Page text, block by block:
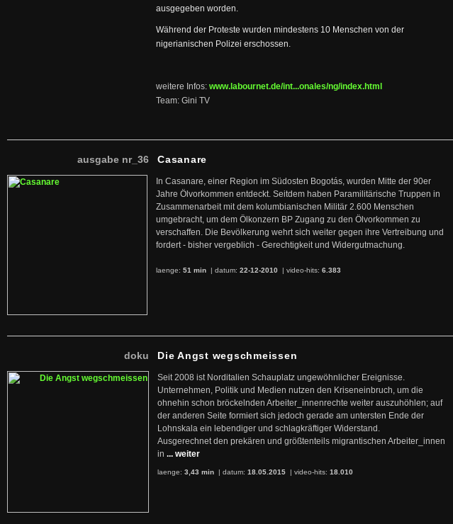
ausgegeben worden.
Während der Proteste wurden mindestens 10 Menschen von der
nigerianischen Polizei erschossen.
weitere Infos: www.labournet.de/int...onales/ng/index.html
Team: Gini TV
ausgabe nr_36 Casanare
In Casanare, einer Region im Südosten Bogotás, wurden Mitte der 90er
Jahre Ölvorkommen entdeckt. Seitdem haben Paramilitärische Truppen in
Zusammenarbeit mit dem kolumbianischen Militär 2.600 Menschen
umgebracht, um dem Ölkonzern BP Zugang zu den Ölvorkommen zu
verschaffen. Die Bevölkerung wehrt sich weiter gegen ihre Vertreibung und
fordert - bisher vergeblich - Gerechtigkeit und Widergutmachung.
laenge: 51 min | datum: 22-12-2010 | video-hits: 6.383
doku Die Angst wegschmeissen
Seit 2008 ist Norditalien Schauplatz ungewöhnlicher Ereignisse.
Unternehmen, Politik und Medien nutzen den Kriseneinbruch, um die
ohnehin schon bröckelnden Arbeiter_innenrechte weiter auszuhöhlen; auf
der anderen Seite formiert sich jedoch gerade am untersten Ende der
Lohnskala ein lebendiger und schlagkräftiger Widerstand.
Ausgerechnet den prekären und größtenteils migrantischen Arbeiter_innen
in ... weiter
laenge: 3,43 min | datum: 18.05.2015 | video-hits: 18.010